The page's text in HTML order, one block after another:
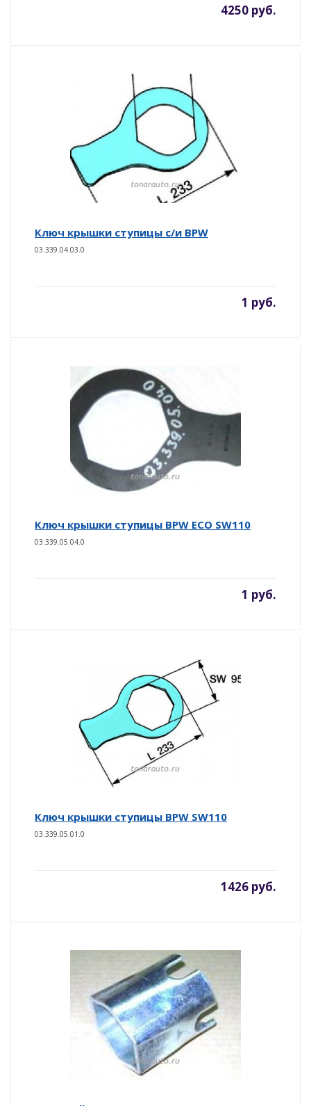
4250 руб.
Ключ крышки ступицы с/и BPW
03.339.04.03.0
1 руб.
Ключ крышки ступицы BPW ECO SW110
03.339.05.04.0
1 руб.
Ключ крышки ступицы BPW SW110
03.339.05.01.0
1426 руб.